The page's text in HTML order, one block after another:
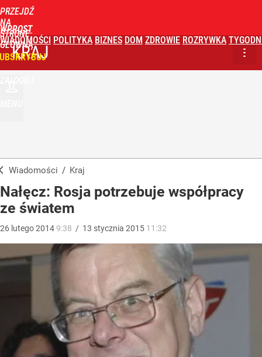
PRZEJDŹ
NA
STRONĘ
GŁÓWNĄ
WPROST
WIADOMOŚCI POLITYKA BIZNES DOM ZDROWIE ROZRYWKA
KRAJ
Wiadomości / Kraj
Nałęcz: Rosja potrzebuje współpracy
ze światem
26 lutego20149:38 / 13 stycznia 2015 11:32